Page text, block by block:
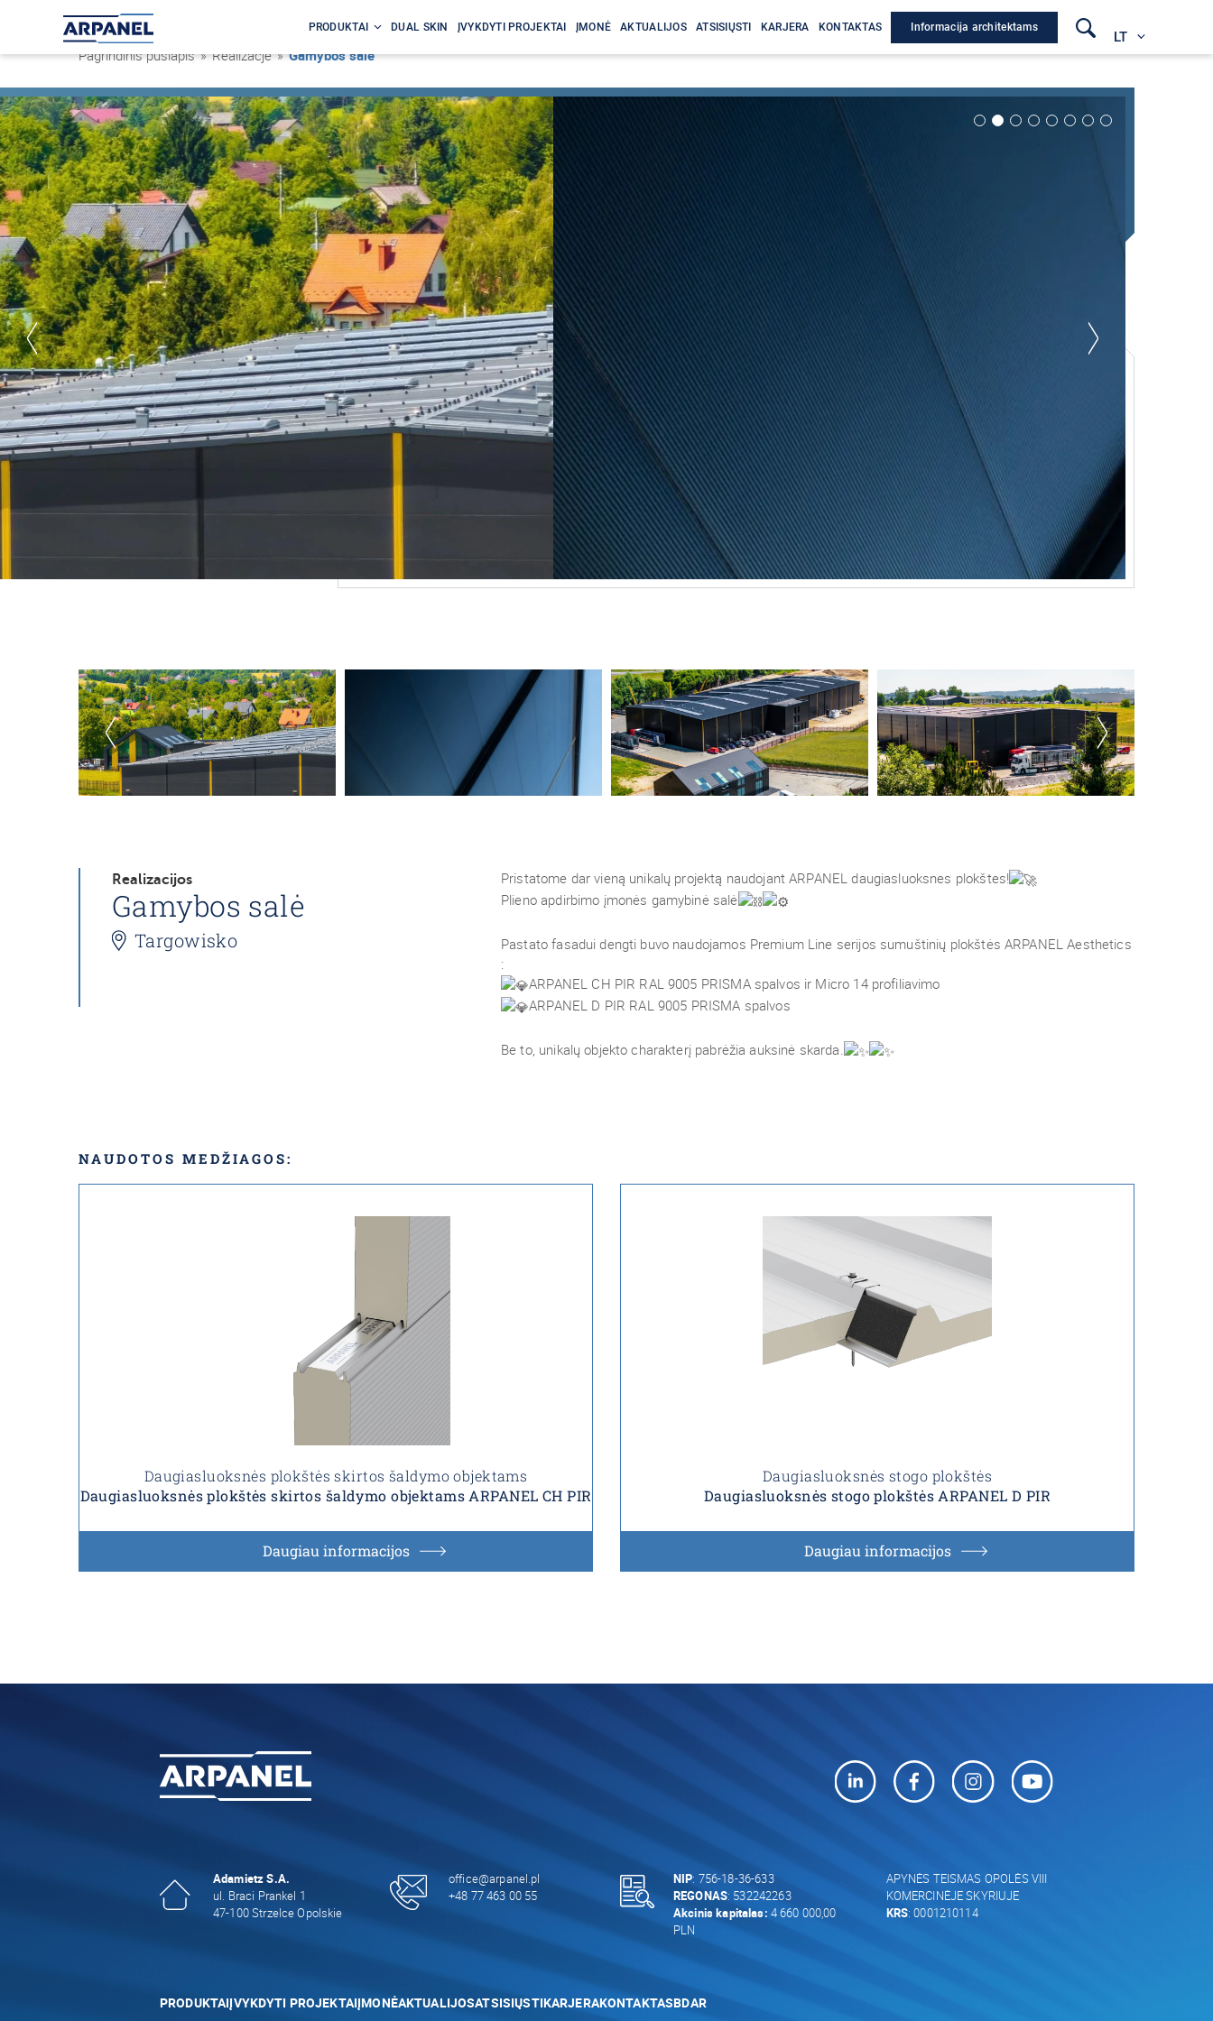
PRODUKTAI DUAL SKIN ĮVYKDYTI PROJEKTAI ĮMONĖ AKTUALIJOS ATSISIŲSTI KARJERA KONTAKTAS Informacija architektams
LT
Pagrindinis puslapis » Realizacje »Gamybos salė
Realizacijos
Gamybos salė
Targowisko
Pristatome dar vieną unikalų projektą naudojant ARPANEL daugiasluoksnes plokštes!
Plieno apdirbimo įmonės gamybinė salė
Pastato fasadui dengti buvo naudojamos Premium Line serijos sumuštinių plokštės ARPANEL Aesthetics
:
ARPANEL CH PIR RAL 9005 PRISMA spalvos ir Micro 14 profiliavimo
ARPANEL D PIR RAL 9005 PRISMA spalvos
Be to, unikalų objekto charakterį pabrėžia auksinė skarda.
NAUDOTOS MEDŽIAGOS:
Daugiasluoksnės plokštės skirtos šaldymo objektams
Daugiasluoksnės plokštės skirtos šaldymo objektams ARPANEL CH PIR
Daugiau informacijos
Daugiasluoksnės stogo plokštės
Daugiasluoksnės stogo plokštės ARPANEL D PIR
Daugiau informacijos
Adamietz S.A.
ul. Braci Prankel 1
47-100 Strzelce Opolskie
office@arpanel.pl
+48 77 463 00 55
NIP: 756-18-36-633
REGONAS: 532242263
Akcinis kapitalas: 4 660 000,00
PLN
APYNĖS TEISMAS OPOLĖS VIII
KOMERCINĖJE SKYRIUJE
KRS: 0001210114
PRODUKTAIĮVYKDYTI PROJEKTAIĮMONĖAKTUALIJOSATSISIŲSTIKARJERAKONTAKTASBDAR